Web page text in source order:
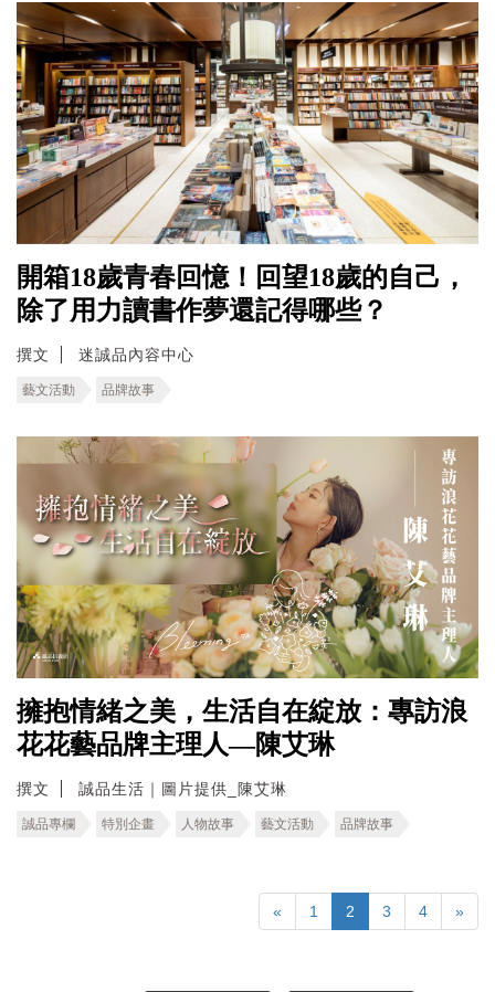
開箱18歲青春回憶！回望18歲的自己，
除了用力讀書作夢還記得哪些？
撰文 迷誠品內容中心
藝文活動 品牌故事
擁抱情緒之美，生活自在綻放：專訪浪
花花藝品牌主理人—陳艾琳
撰文 誠品生活｜圖片提供_陳艾琳
誠品專欄 特別企畫 人物故事 藝文活動 品牌故事
« 1 2 3 4 »